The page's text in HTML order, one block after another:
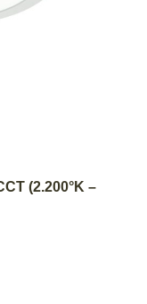
(2.200°K –